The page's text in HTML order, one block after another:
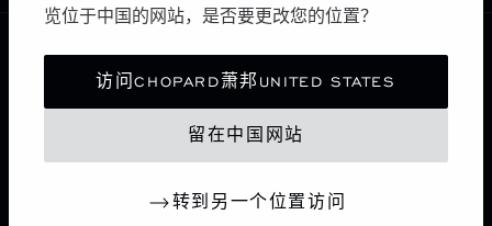
览位于中国的网站，是否要更改您的位置？
访问CHOPARD萧邦UNITED STATES
留在中国网站
转到另一个位置访问
联系我们